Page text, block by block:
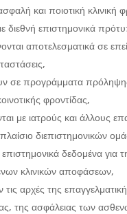
και ποιοτική κλινική
διεθνή επιστημονικά
αποτελεσματικά σε
σε προγράμματα
φροντίδας,
με ιατρούς και άλλους
διεπιστημονικών
δεδομένα για
κλινικών αποφάσεων,
αρχές της
της ασφάλειας των